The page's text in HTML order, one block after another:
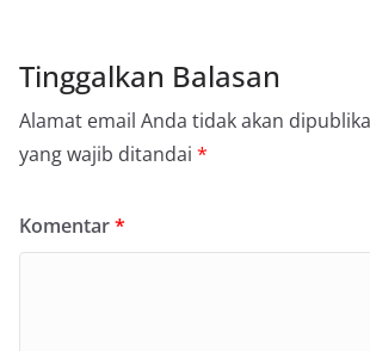
Tinggalkan Balasan
Alamat email Anda tidak akan
yang wajib ditandai *
Komentar*